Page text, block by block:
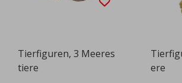
Tierfiguren, 3 Meeres
tiere
ere